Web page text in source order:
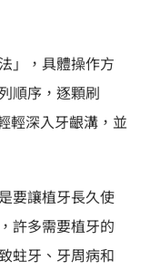
」，具體操作方
順序，逐顆刷
輕深入牙齦溝，並
要讓植牙長久使
許多需要植牙的
蛀牙、牙周病和